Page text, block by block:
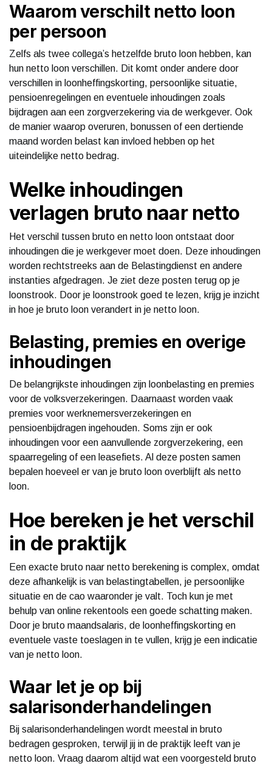
Waarom verschilt netto loon
per persoon
Zelfs als twee collega’s hetzelfde bruto loon hebben, kan
hun netto loon verschillen. Dit komt onder andere door
verschillen in loonheffingskorting, persoonlijke situatie,
pensioenregelingen en eventuele inhoudingen zoals
bijdragen aan een zorgverzekering via de werkgever. Ook
de manier waarop overuren, bonussen of een dertiende
maand worden belast kan invloed hebben op het
uiteindelijke netto bedrag.
Welke inhoudingen
verlagen bruto naar netto
Het verschil tussen bruto en netto loon ontstaat door
inhoudingen die je werkgever moet doen. Deze inhoudingen
worden rechtstreeks aan de Belastingdienst en andere
instanties afgedragen. Je ziet deze posten terug op je
loonstrook. Door je loonstrook goed te lezen, krijg je inzicht
in hoe je bruto loon verandert in je netto loon.
Belasting, premies en overige
inhoudingen
De belangrijkste inhoudingen zijn loonbelasting en premies
voor de volksverzekeringen. Daarnaast worden vaak
premies voor werknemersverzekeringen en
pensioenbijdragen ingehouden. Soms zijn er ook
inhoudingen voor een aanvullende zorgverzekering, een
spaarregeling of een leasefiets. Al deze posten samen
bepalen hoeveel er van je bruto loon overblijft als netto
loon.
Hoe bereken je het verschil
in de praktijk
Een exacte bruto naar netto berekening is complex, omdat
deze afhankelijk is van belastingtabellen, je persoonlijke
situatie en de cao waaronder je valt. Toch kun je met
behulp van online rekentools een goede schatting maken.
Door je bruto maandsalaris, de loonheffingskorting en
eventuele vaste toeslagen in te vullen, krijg je een indicatie
van je netto loon.
Waar let je op bij
salarisonderhandelingen
Bij salarisonderhandelingen wordt meestal in bruto
bedragen gesproken, terwijl jij in de praktijk leeft van je
netto loon. Vraag daarom altijd wat een voorgesteld bruto